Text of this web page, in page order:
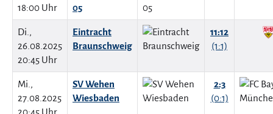
18:00 Uhr
05
Di.,
26.08.2025
20:45 Uhr
Eintracht
Braunschweig
11:12
(1:1)
Mi.,
27.08.2025
SV Wehen
Wiesbaden
2:3
(0:1)